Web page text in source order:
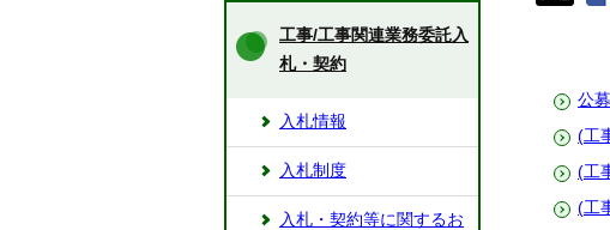
公
(工
(工
(工
工事/工事関連業務委託入
札・契約
入札情報
入札制度
入札・契約等に関するお